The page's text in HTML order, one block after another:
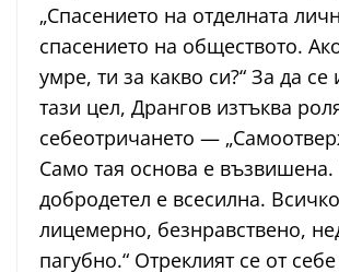
„Спасението на отделната
спасението на обществото.
умре, ти за какво си?“ За да
тази цел, Дрангов изтъква
себеотричането —
Само тая основа е възвишена.
добродетел е всесилна.
лицемерно, безнравствено,
пагубно.“ Отреклият се от